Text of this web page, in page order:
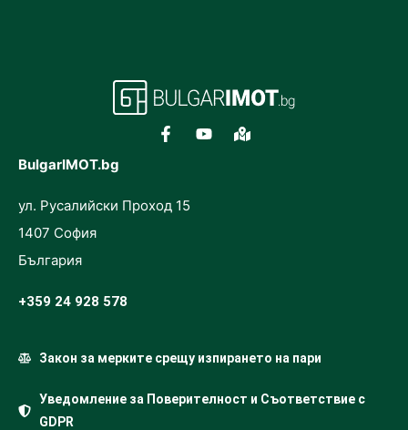
BulgarIMOT.bg
ул. Русалийски Проход 15
1407 София
България
+359 24 928 578
Закон за мерките срещу изпирането на пари
Уведомление за Поверителност и Съответствие с
GDPR